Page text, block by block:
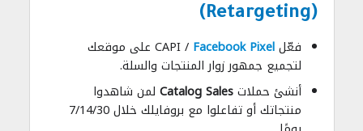
(Retargeting)
فعّلFacebook Pixel
/ CAPI على موقعك
لتجميع جمهور زوار المنتجات والسلة.
أنشئ حملاتCatalog Sales لمن شاهدوا
منتجاتك أو تفاعلوا مع بروفايلك خلال 7/14/30